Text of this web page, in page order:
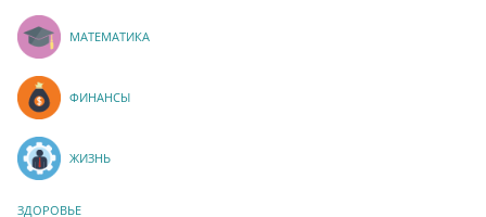
МАТЕМАТИКА
ФИНАНСЫ
ЖИЗНЬ
ЗДОРОВЬЕ